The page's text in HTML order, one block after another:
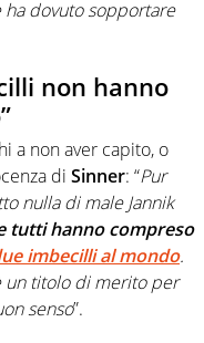
dovuto sopportare
non hanno
a non aver capito, o
di Sinner: “Pur
nulla di male Jannik
tutti hanno compreso
imbecilli al mondo.
un titolo di merito per
senso”.